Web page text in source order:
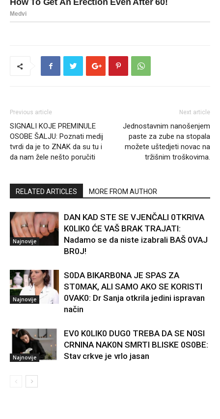
Previous article
SIGNALI KOJE PREMINULE
OSOBE ŠALJU: Poznati medij
tvrdi da je to ZNAK da su tu i
da nam žele nešto poručiti
Next article
Jednostavnim nanošenjem
paste za zube na stopala
možete uštedjeti novac na
tržišnim troškovima.
RELATED ARTICLES MORE FROM AUTHOR
Najnovije
DAN KAD STE SE VJENČALI 0TKRIVA
K0LIK0 ĆE VAŠ BRAK TRAJATI:
Nadamo se da niste izabrali BAŠ 0VAJ
BR0J!
Najnovije
S0DA BIKARB0NA JE SPAS ZA
ST0MAK, ALI SAMO AKO SE KORISTI
0VAK0: Dr Sanja otkrila jedini ispravan
način
Najnovije
EV0 K0LIK0 DUG0 TREBA DA SE N0SI
CRNINA NAK0N SMRTI BLISKE 0S0BE:
Stav crkve je vrlo jasan